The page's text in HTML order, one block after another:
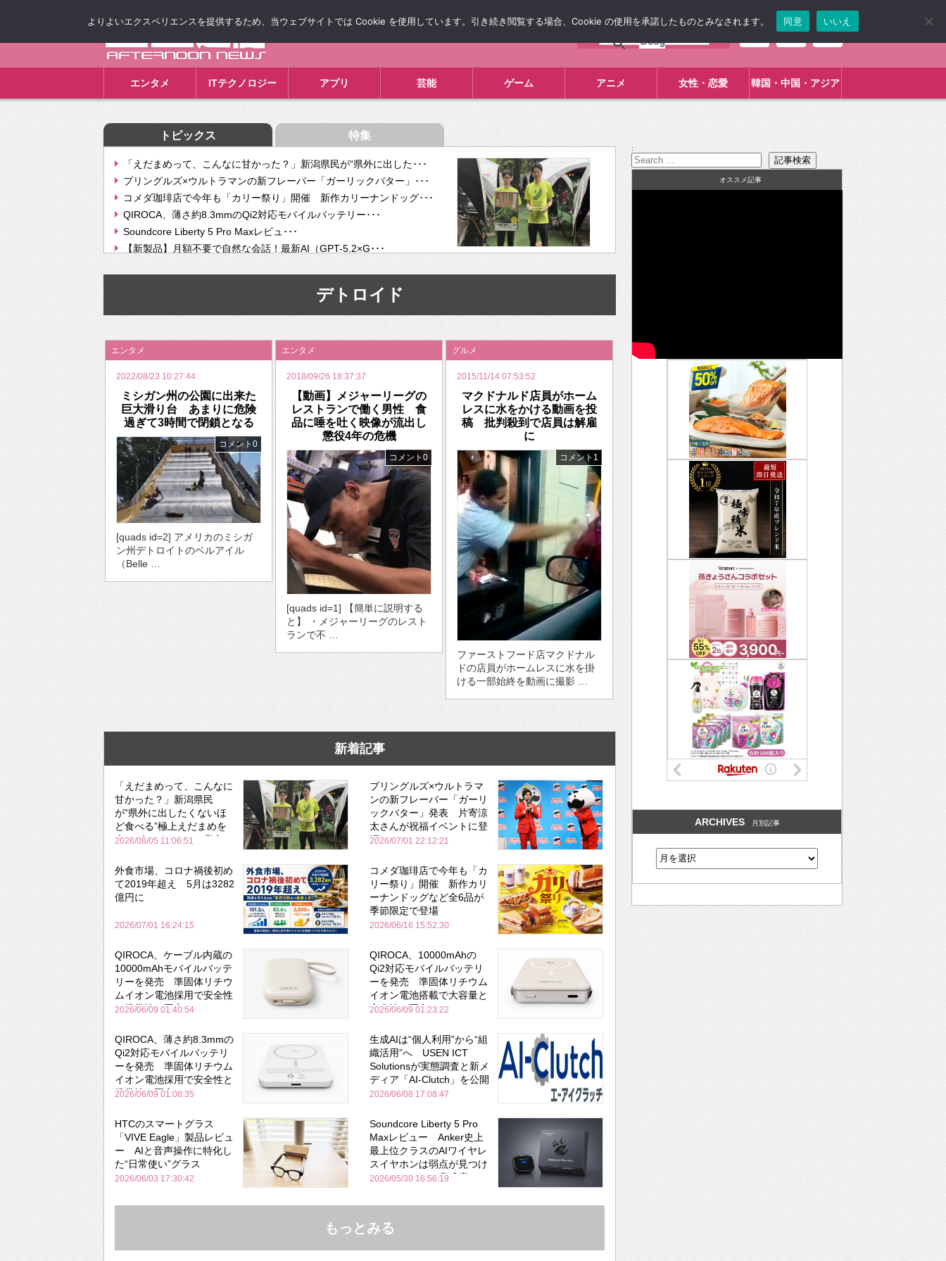
エンタメ ITテクノロジー アプリ 芸能 ゲーム アニメ 女性・恋愛 韓国・中国・アジア
トピックス 特集
「えだまめって、こんなに甘かった？」新潟県民が“県外に出した･･･
プリングルズ×ウルトラマンの新フレーバー「ガーリックバター」･･･
コメダ珈琲店で今年も「カリー祭り」開催 新作カリーナンドッグ･･･
QIROCA、薄さ約8.3mmのQi2対応モバイルバッテリー･･･
Soundcore Liberty 5 Pro Maxレビュ･･･
【新製品】月額不要で自然な会話！最新AI（GPT-5.2×G･･･
【次世代の没入感と生産性】VITURE Luma Ultra･･･
挫折率8割の壁をAIで突破。ジャストシステム、”自分が今話し･･･
2026年のバレンタインは「自分で作って、想いを渡す」 TE･･･
デトロイド
エンタメ
2022/08/23 10:27:44
ミシガン州の公園に出来た
巨大滑り台 あまりに危険
過ぎて3時間で閉鎖となる
コメント0
[quads id=2] アメリカのミシガ
ン州デトロイトのベルアイル
（Belle …
エンタメ
2018/09/26 18:37:37
【動画】メジャーリーグの
レストランで働く男性 食
品に唾を吐く映像が流出し
懲役4年の危機
コメント0
[quads id=1] 【簡単に説明する
と】 ・メジャーリーグのレスト
ランで不 …
グルメ
2015/11/14 07:53:52
マクドナルド店員がホーム
レスに水をかける動画を投
稿 批判殺到で店員は解雇
に
コメント1
ファーストフード店マクドナル
ドの店員がホームレスに水を掛
ける一部始終を動画に撮影 …
新着記事
「えだまめって、こんなに
甘かった？」新潟県民
が“県外に出したくないほ
ど食べる”極上えだまめを
森のビアガーデンで実食
2026/08/05 11:06:51
プリングルズ×ウルトラマ
ンの新フレーバー「ガーリ
ックバター」発表 片寄涼
太さんが祝福イベントに登
場
2026/07/01 22:12:21
外食市場、コロナ禍後初め
て2019年超え 5月は3282
億円に
2026/07/01 16:24:15
コメダ珈琲店で今年も「カ
リー祭り」開催 新作カリ
ーナンドッグなど全6品が
季節限定で登場
2026/06/16 15:52:30
QIROCA、ケーブル内蔵の
10000mAhモバイルバッテ
リーを発売 準固体リチウ
ムイオン電池採用で安全性
と携帯性を両立
2026/06/09 01:40:54
QIROCA、10000mAhの
Qi2対応モバイルバッテリ
ーを発売 準固体リチウム
イオン電池搭載で大容量と
安全性を両立
2026/06/09 01:23:22
QIROCA、薄さ約8.3mmの
Qi2対応モバイルバッテリ
ーを発売 準固体リチウム
イオン電池採用で安全性と
携帯性を両立
2026/06/09 01:08:35
生成AIは“個人利用”から“組
織活用”へ USEN ICT
Solutionsが実態調査と新メ
ディア「AI-Clutch」を公開
2026/06/08 17:08:47
HTCのスマートグラス
「VIVE Eagle」製品レビュ
ー AIと音声操作に特化し
た“日常使い”グラス
2026/06/03 17:30:42
Soundcore Liberty 5 Pro
Maxレビュー Anker史上
最上位クラスのAIワイヤレ
スイヤホンは弱点が見つけ
づらいくらいの完成度にび
Bose並み
2026/05/30 16:56:19
もっとみる
:
オススメ記事
ARCHIVES 月別記事
よりよいエクスペリエンスを提供するため、当ウェブサイトでは Cookie を使用しています。引き続き閲覧する場合、Cookie の使用を承諾したものとみなされます。 同意 いいえ